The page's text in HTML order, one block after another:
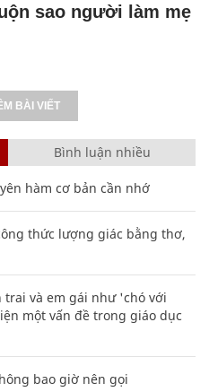
sao người làm mẹ
BÀI VIẾT
Bình luận nhiều
hàm cơ bản cần nhớ
thức lượng giác bằng thơ,
trai và em gái như 'chó với
một vấn đề trong giáo dục
bao giờ nên gọi